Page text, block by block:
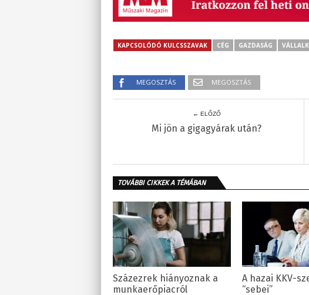
KAPCSOLÓDÓ KULCSSZAVAK CÉG GAZDASÁG
MEGOSZTÁS MEGOSZTÁS
← ELŐZŐ
Mi jön a gigagyárak után?
TOVÁBBI CIKKEK A TÉMÁBAN
Százezrek hiányoznak a
munkaerőpiacról
A hazai KKV-
“sebei”